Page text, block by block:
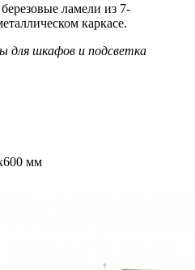
ламели из 7-
каркасе.
для шкафов и подсветка
мм